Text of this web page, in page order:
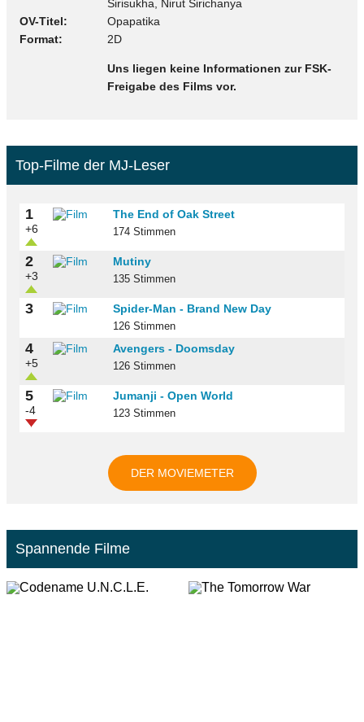
Sirisukha, Nirut Sirichanya
OV-Titel
Opapatika
Format
2D
Uns liegen keine Informationen zur FSK-
Freigabe des Films vor.
Top-Filme der MJ-Leser
1
+6
The End of Oak Street
174 Stimmen
2
+3
Mutiny
135 Stimmen
3 Spider-Man - Brand New Day
126 Stimmen
4
+5
Avengers - Doomsday
126 Stimmen
5
-4
Jumanji - Open World
123 Stimmen
DER MOVIEMETER
Spannende Filme